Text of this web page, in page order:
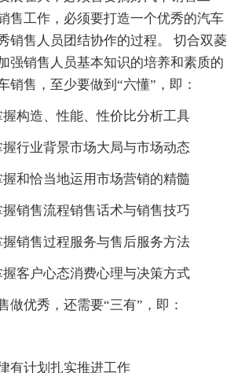
售工作，必须要打造一个优秀的汽车
销售人员团结协作的过程。 切合双菱
强销售人员基本知识的培养和素质的
销售，至少要做到“六懂”，即：
构造、性能、性价比分析工具
行业背景市场大局与市场动态
恰当地运用市场营销的精髓
售流程销售话术与销售技巧
销售过程服务与售后服务方法
客户心态消费心理与决策方式
优秀，还需要“三有”，即：
计划扎实推进工作